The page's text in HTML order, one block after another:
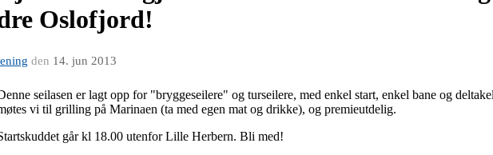
Oslofjord!
den 14. jun 2013
seilasen er lagt opp for "bryggeseilere" og turseilere, med enkel start, enkel bane og
vi til grilling på Marinaen (ta med egen mat og drikke), og premieutdelig.
går kl 18.00 utenfor Lille Herbern. Bli med!